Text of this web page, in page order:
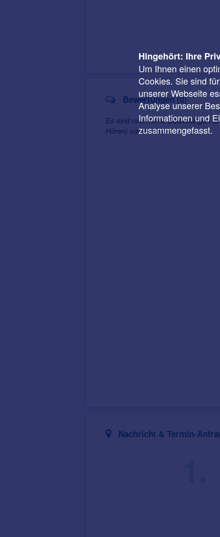
Bewertungen (0)
Es sind noch keine Bewertungen
Hören) vorhanden.
Nachricht & Termin-
Hingehört: Ihre
Um Ihnen einen
Cookies. Sie sind
unserer Webseite
Analyse unserer
Informationen und
zusammengefasst.